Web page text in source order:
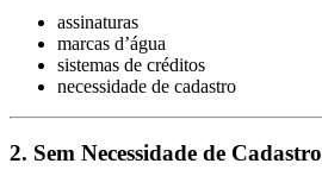
assinaturas
marcas d’água
sistemas de créditos
necessidade de cadastro
2. Sem Necessidade de Cadastro